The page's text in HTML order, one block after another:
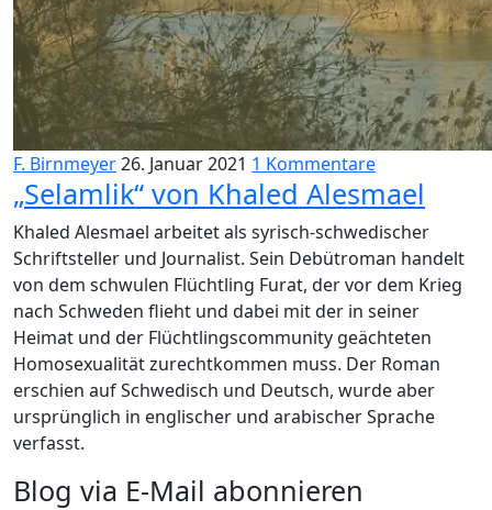
F. Birnmeyer26. Januar 2021 1 Kommentare
„Selamlik“ von Khaled Alesmael
Khaled Alesmael arbeitet als syrisch-schwedischer
Schriftsteller und Journalist. Sein Debütroman handelt
von dem schwulen Flüchtling Furat, der vor dem Krieg
nach Schweden flieht und dabei mit der in seiner
Heimat und der Flüchtlingscommunity geächteten
Homosexualität zurechtkommen muss. Der Roman
erschien auf Schwedisch und Deutsch, wurde aber
ursprünglich in englischer und arabischer Sprache
verfasst.
Blog via E-Mail abonnieren